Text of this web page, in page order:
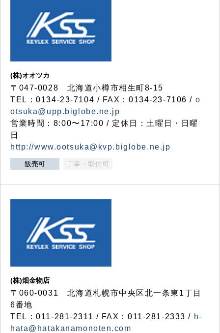
(株)オオツカ
〒047-0028 北海道小樽市相生町8-15
TEL：0134-23-7104 / FAX：0134-23-7106 / o
otsuka@upp.biglobe.ne.jp
営業時間：8:00〜17:00 / 定休日：土曜日・日曜
日
http://www.ootsuka@kvp.biglobe.ne.jp
販売可 工事・取付可
(株)畑金物店
〒060-0031 北海道札幌市中央区北一条東1丁目
6番地
TEL：011-281-2311 / FAX：011-281-2333 / h-
hata@hatakanamonoten.com